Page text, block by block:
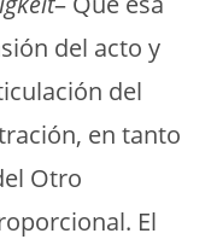
del acto y
del
en tanto
Otro
El